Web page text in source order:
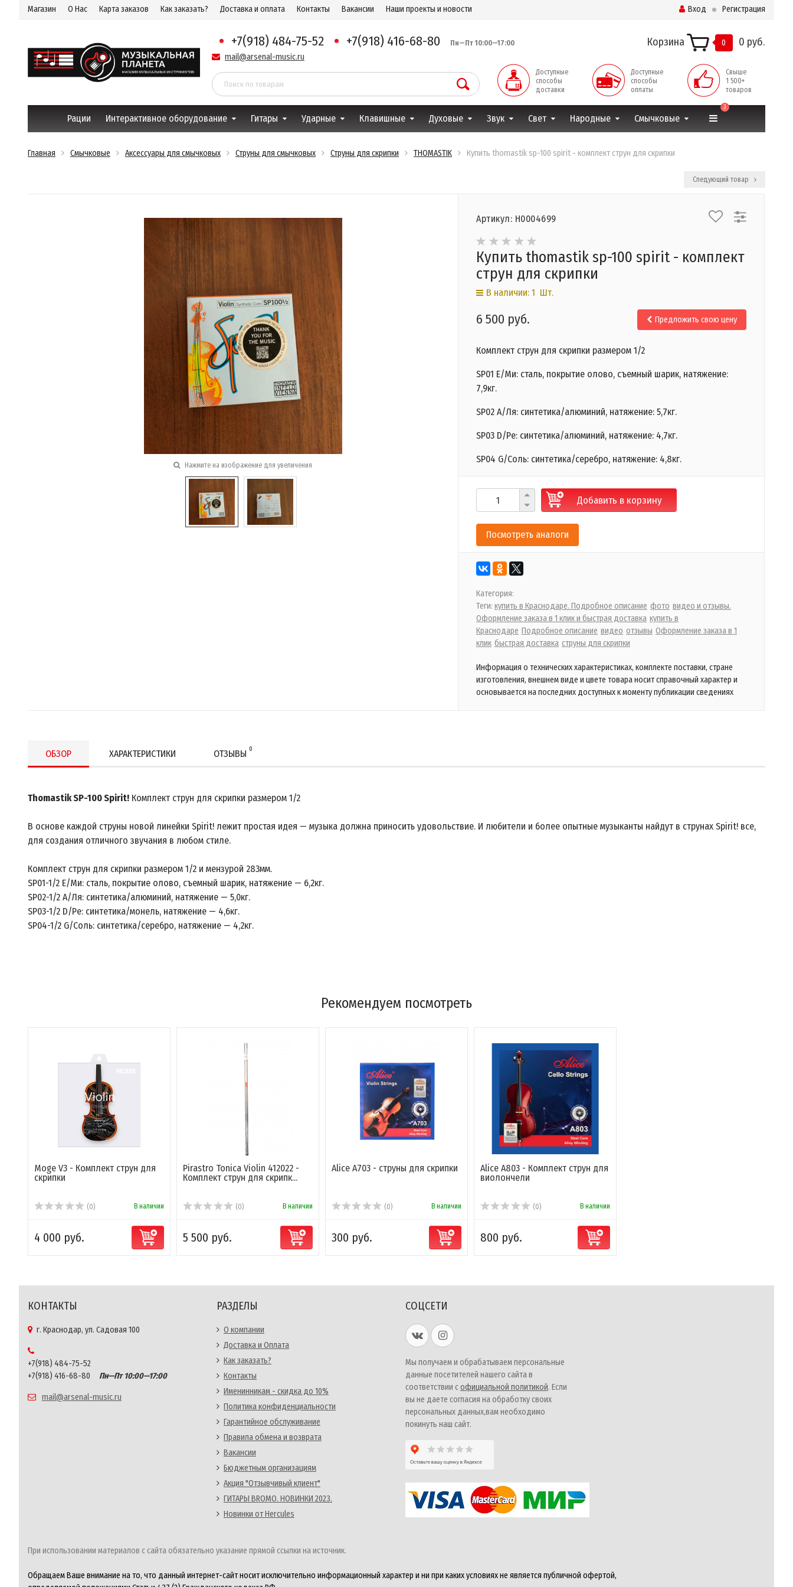
Магазин О Нас Карта заказов Как заказать? Доставка и оплата Контакты Вакансии Наши проекты и новости Вход Регистрация
+7(918) 484-75-52 +7(918) 416-68-80 Пн—Пт 10:00—17:00
mail@arsenal-music.ru
Корзина 0 0 руб.
Доступные
способы
доставки
Доступные
способы
оплаты
Свыше
1 500+
товаров
Рации Интерактивное оборудование Гитары Ударные Клавишные Духовые Звук Свет Народные Смычковые
3
Главная Смычковые Аксессуары для смычковых Струны для смычковых Струны для скрипки THOMASTIK Купить thomastik sp-100 spirit - комплект струн для скрипки
Следующий товар
Нажмите на изображение для увеличения
Артикул: Н0004699
Купить thomastik sp-100 spirit - комплект
струн для скрипки
В наличии: 1 Шт.
6 500 руб. Предложить свою цену
Комплект струн для скрипки размером 1/2
SP01 E/Ми: сталь, покрытие олово, съемный шарик, натяжение:
7,9кг.
SP02 А/Ля: синтетика/алюминий, натяжение: 5,7кг.
SP03 D/Ре: синтетика/алюминий, натяжение: 4,7кг.
SP04 G/Соль: синтетика/серебро, натяжение: 4,8кг.
Добавить в корзину
Посмотреть аналоги
Категория:
Теги: купить в Краснодаре. Подробное описание фото видео и отзывы.
Оформление заказа в 1 клик и быстрая доставка купить в
Краснодаре Подробное описание видео отзывы Оформление заказа в 1
клик быстрая доставка струны для скрипки
Информация о технических характеристиках, комплекте поставки, стране
изготовления, внешнем виде и цвете товара носит справочный характер и
основывается на последних доступных к моменту публикации сведениях
ОБЗОР ХАРАКТЕРИСТИКИ ОТЗЫВЫ 0
Thomastik SP-100 Spirit! Комплект струн для скрипки размером 1/2
В основе каждой струны новой линейки Spirit! лежит простая идея — музыка должна приносить удовольствие. И любители и более опытные музыканты найдут в струнах Spirit! все,
для создания отличного звучания в любом стиле.
Комплект струн для скрипки размером 1/2 и мензурой 283мм.
SP01-1/2 E/Ми: сталь, покрытие олово, съемный шарик, натяжение — 6,2кг.
SP02-1/2 А/Ля: синтетика/алюминий, натяжение — 5,0кг.
SP03-1/2 D/Ре: синтетика/монель, натяжение — 4,6кг.
SP04-1/2 G/Соль: синтетика/серебро, натяжение — 4,2кг.
Рекомендуем посмотреть
Moge V3 - Комплект струн для
скрипки
(0) В наличии
4 000 руб.
Pirastro Tonica Violin 412022 -
Комплект струн для скрипк...
(0) В наличии
5 500 руб.
Alice A703 - струны для скрипки
(0) В наличии
300 руб.
Alice A803 - Комплект струн для
виолончели
(0) В наличии
800 руб.
КОНТАКТЫ
г. Краснодар, ул. Садовая 100
+7(918) 484-75-52
+7(918) 416-68-80
Пн—Пт 10:00—17:00
mail@arsenal-music.ru
РАЗДЕЛЫ
О компании
Доставка и Оплата
Как заказать?
Контакты
Именинникам - скидка до 10%
Политика конфиденциальности
Гарантийное обслуживание
Правила обмена и возврата
Вакансии
Бюджетным организациям
Акция "Отзывчивый клиент"
ГИТАРЫ BROMO. НОВИНКИ 2023.
Новинки от Hercules
СОЦСЕТИ
Мы получаем и обрабатываем персональные
данные посетителей нашего сайта в
соответствии софициальной политикой. Если
вы не даете согласия на обработку своих
персональных данных,вам необходимо
покинуть наш сайт.
При использовании материалов с сайта обязательно указание прямой ссылки на источник.
Обращаем Ваше внимание на то, что данный интернет-сайт носит исключительно информационный характер и ни при каких условиях не является публичной офертой,